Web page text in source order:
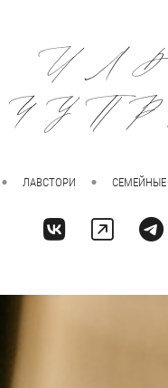
ЛАВСТОРИ СЕМЕЙНЫЕ